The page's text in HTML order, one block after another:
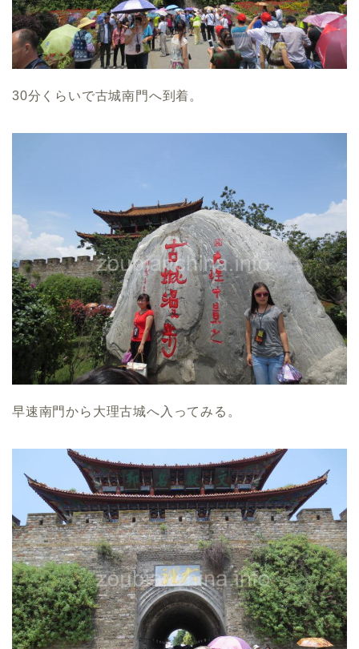
30分くらいで古城南門へ到着。
早速南門から大理古城へ入ってみる。